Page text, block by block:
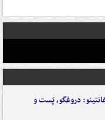
دروغگو، پَست‌ و